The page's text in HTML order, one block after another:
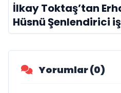
İlkay Toktaş’tan
Hüsnü Şenlendirici
duygusal bir aşk
Gibi”
Yorumlar (0)